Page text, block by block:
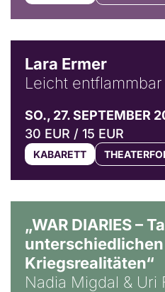
Lara Ermer
Leicht entflammbar
SO., 27. SEPTEMBER
30 EUR / 15 EUR
KABARETT
„WAR DIARIES –
unterschiedlichen
Kriegsrealitäten“
Nadia Migdal & Uri